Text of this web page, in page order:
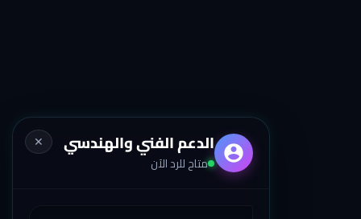
✕ الدعم الفني والهندسي
متاح للرد الآن